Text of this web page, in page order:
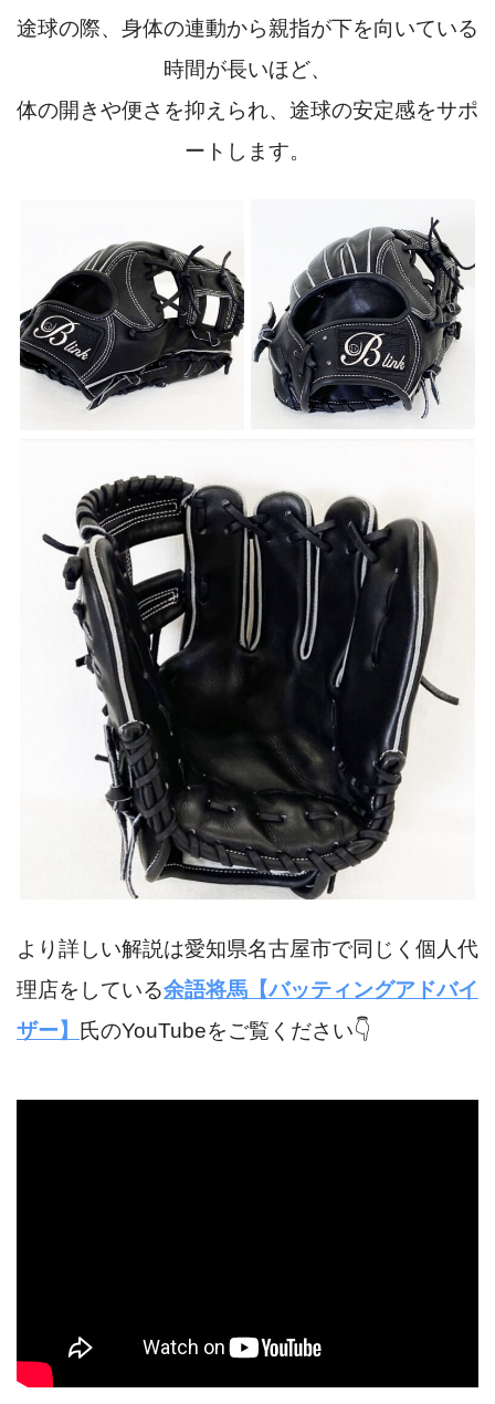
途球の際、身体の連動から親指が下を向いている
時間が長いほど、
体の開きや便さを抑えられ、途球の安定感をサポ
ートします。
より詳しい解説は愛知県名古屋市で同じく個人代
理店をしている余語将馬【バッティングアドバイ
ザー】 氏のYouTubeをご覧ください👇